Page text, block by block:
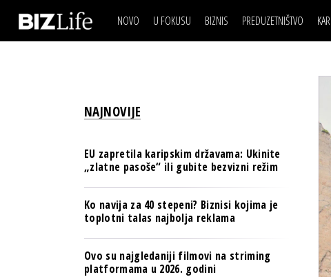
NOVO U FOKUSU BIZNIS
BANKE
OSIGURANJE
TECH I AI
BIZNIS & SPORT
PULS REGIONA
PREDUZETNIŠTVO
IZJAVA DANABIZNIS SCENA
BREND I KOMUNIKACIJE
OSIGURANJE
TECH I AI
PULS REGIONA
NAJNOVIJE
EU zapretila karipskim državama: Ukinite
„zlatne pasoše“ ili gubite bezvizni režim
Ko navija za 40 stepeni? Biznisi kojima je
toplotni talas najbolja reklama
Ovo su najgledaniji filmovi na striming
platformama u 2026. godini